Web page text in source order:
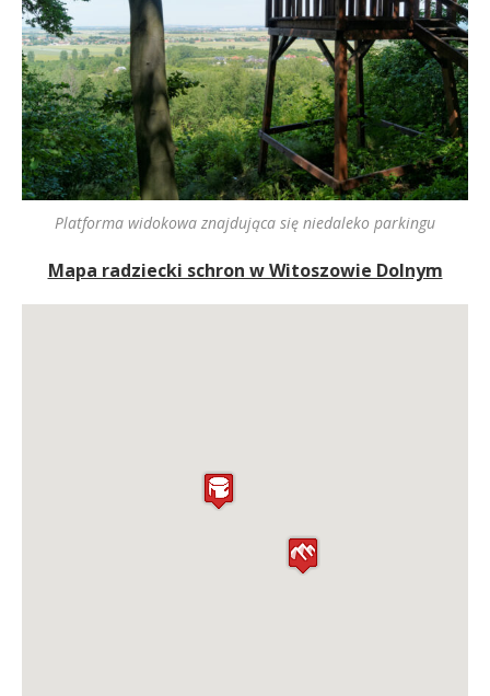
Platforma widokowa znajdująca się niedaleko parkingu
Mapa radziecki schron w Witoszowie Dolnym